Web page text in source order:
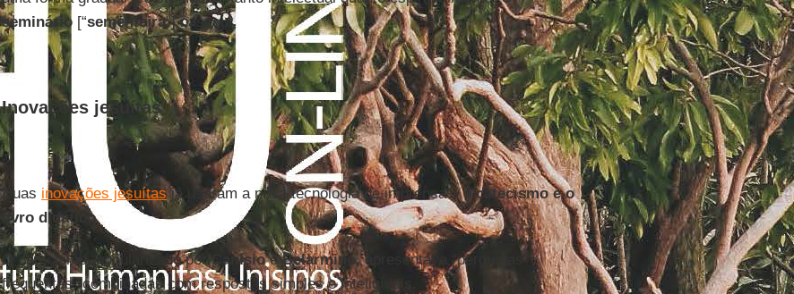
seminário[“sementeira”] nasceu.
Inovações jesuítas
Duas inovações jesuítasjá usaram a nova tecnologia de imprensa – ocatecismo e o
livro didático.
O catecismo, popularizado porCanísioeBelarmino, apresentava “perguntas
frequentes” combinadas com respostas simples e inteligíveis.